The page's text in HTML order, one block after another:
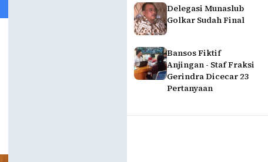
Delegasi Munaslub
Golkar Sudah Final
Bansos Fiktif
Anjingan - Staf Fraksi
Gerindra Dicecar 23
Pertanyaan